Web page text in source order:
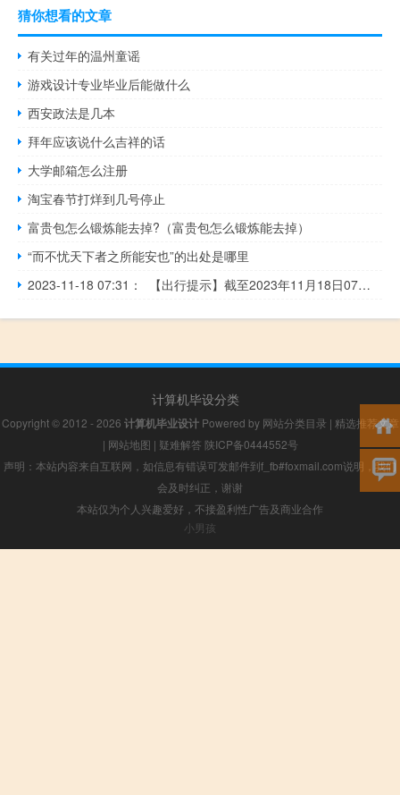
猜你想看的文章
有关过年的温州童谣
游戏设计专业毕业后能做什么
西安政法是几本
拜年应该说什么吉祥的话
大学邮箱怎么注册
淘宝春节打烊到几号停止
富贵包怎么锻炼能去掉?（富贵包怎么锻炼能去掉）
“而不忧天下者之所能安也”的出处是哪里
2023-11-18 07:31： 【出行提示】截至2023年11月18日07时： 1.成绵复线高速，绵阳高新区站出口（绵阳至成都方向），因计划性施工收费站关闭，预计时间：11月18日8时；新市站入口，因计划性施工收费站关闭，预计时间：11月20日18时；K51.400至K65.400成都至绵阳方向，因计划性施工主 ​​​
计算机毕设分类
Copyright © 2012 - 2026 计算机毕业设计Powered by 网站分类目录 | 精选推荐文章
| 网站地图 | 疑难解答 陕ICP备0444552号
声明：本站内容来自互联网，如信息有错误可发邮件到f_fb#foxmail.com说明，我们
会及时纠正，谢谢
本站仅为个人兴趣爱好，不接盈利性广告及商业合作
小男孩